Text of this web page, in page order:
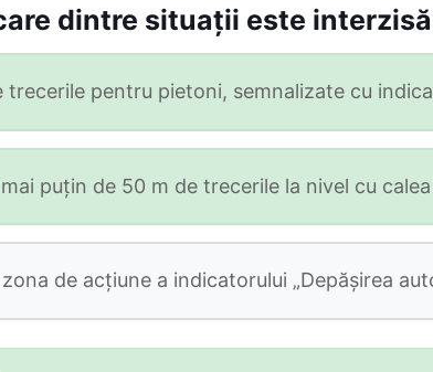
dintre situaţii este
trecerile pentru pietoni, semnalizate cu
puţin de 50 m de trecerile la nivel cu
de acţiune a indicatorului „Depăşirea